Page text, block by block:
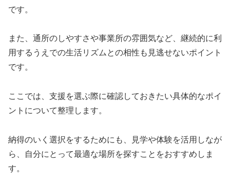
です。
また、通所のしやすさや事業所の雰囲気など、継続的に利
用するうえでの生活リズムとの相性も見逃せないポイント
です。
ここでは、支援を選ぶ際に確認しておきたい具体的なポイ
ントについて整理します。
納得のいく選択をするためにも、見学や体験を活用しなが
ら、自分にとって最適な場所を探すことをおすすめしま
す。